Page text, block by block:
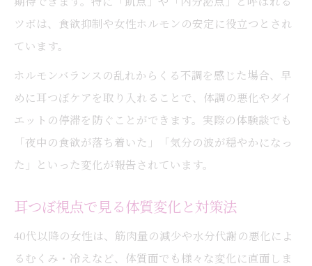
ツボは、食欲抑制や女性ホルモンの安定に役立つとされ
ています。
ホルモンバランスの乱れからくる不調を感じた場合、早
めに耳つぼケアを取り入れることで、体調の悪化やダイ
エットの停滞を防ぐことができます。実際の体験談でも
「夜中の食欲が落ち着いた」「気分の波が穏やかになっ
た」といった変化が報告されています。
耳つぼ視点で見る体質変化と対策法
40代以降の女性は、筋肉量の減少や水分代謝の悪化によ
るむくみ・冷えなど、体質面でも様々な変化に直面しま